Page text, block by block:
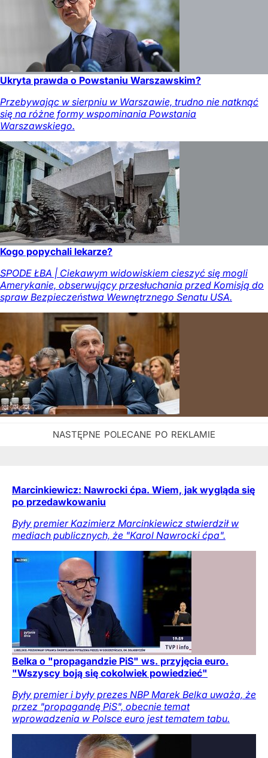
Ukryta prawda o Powstaniu Warszawskim?
Przebywając w sierpniu w Warszawie, trudno nie natknąć
się na różne formy wspominania Powstania
Warszawskiego.
Kogo popychali lekarze?
SPODE ŁBA | Ciekawym widowiskiem cieszyć się mogli
Amerykanie, obserwujący przesłuchania przed Komisją do
spraw Bezpieczeństwa Wewnętrznego Senatu USA.
Marcinkiewicz: Nawrocki ćpa. Wiem, jak wygląda się
po przedawkowaniu
Były premier Kazimierz Marcinkiewicz stwierdził w
mediach publicznych, że "Karol Nawrocki ćpa".
Belka o "propagandzie PiS" ws. przyjęcia euro.
"Wszyscy boją się cokolwiek powiedzieć"
Były premier i były prezes NBP Marek Belka uważa, że
przez "propagandę PiS", obecnie temat
wprowadzenia w Polsce euro jest tematem tabu.